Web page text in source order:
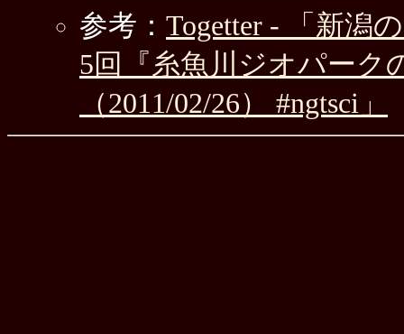
参考： Togetter - 「新潟
5回『糸魚川ジオパーク
（2011/02/26） #ngtsci」